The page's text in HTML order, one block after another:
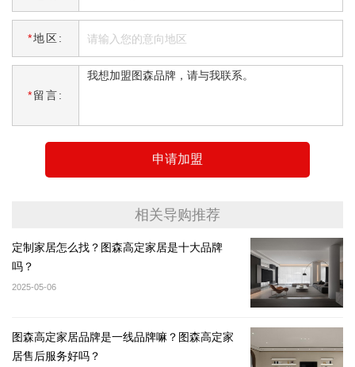
*地区:
*留言:
申请加盟
相关导购推荐
定制家居怎么找？图森高定家居是十大品牌
吗？
2025-05-06
图森高定家居品牌是一线品牌嘛？图森高定家
居售后服务好吗？